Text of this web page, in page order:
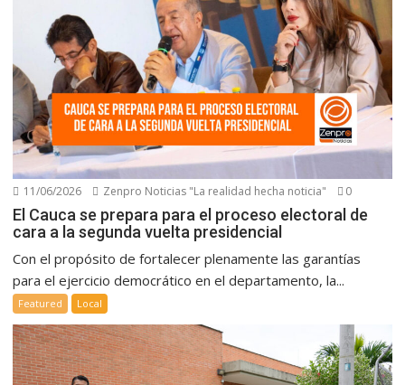
11/06/2026 Zenpro Noticias "La realidad hecha noticia" 0
El Cauca se prepara para el proceso electoral de
cara a la segunda vuelta presidencial
Con el propósito de fortalecer plenamente las garantías
para el ejercicio democrático en el departamento, la...
Featured Local